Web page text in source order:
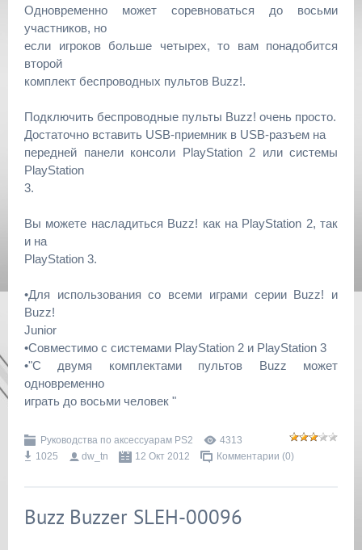
Одновременно может соревноваться до восьми
участников, но
если игроков больше четырех, то вам понадобится
второй
комплект беспроводных пультов Buzz!.
Подключить беспроводные пульты Buzz! очень просто.
Достаточно вставить USB-приемник в USB-разъем на
передней панели консоли PlayStation 2 или системы
PlayStation
3.
Вы можете насладиться Buzz! как на PlayStation 2, так
и на
PlayStation 3.
•Для использования со всеми играми серии Buzz! и
Buzz!
Junior
•Совместимо с системами PlayStation 2 и PlayStation 3
•"С двумя комплектами пультов Buzz может
одновременно
играть до восьми человек "
Руководства по аксессуарам PS2
4313
1025
dw_tn 12 Окт 2012 Комментарии (0)
Buzz Buzzer SLEH-00096